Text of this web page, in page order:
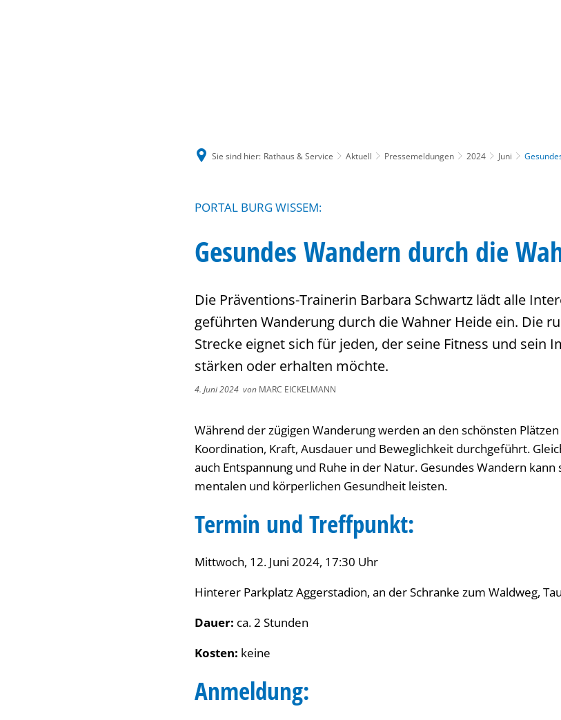
Sie sind hier: Rathaus & Service Aktuell Pressemeldungen 2024 Juni
PORTAL BURG WISSEM:
Gesundes Wandern durch die
Die Präventions-Trainerin Barbara Schwartz lädt alle
geführten Wanderung durch die Wahner Heide ein. Die
Strecke eignet sich für jeden, der seine Fitness und sein
stärken oder erhalten möchte.
4. Juni 2024 von MARC EICKELMANN
Während der zügigen Wanderung werden an den schönsten
Koordination, Kraft, Ausdauer und Beweglichkeit durchgeführt.
auch Entspannung und Ruhe in der Natur. Gesundes Wandern
mentalen und körperlichen Gesundheit leisten.
Termin und Treffpunkt:
Mittwoch, 12. Juni 2024, 17:30 Uhr
Hinterer Parkplatz Aggerstadion, an der Schranke zum Waldweg,
Dauer: ca. 2 Stunden
Kosten: keine
Anmeldung: